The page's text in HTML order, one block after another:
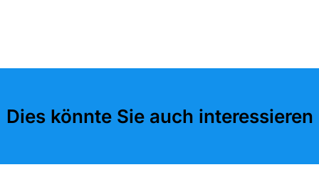
Dies könnte Sie auch interessieren